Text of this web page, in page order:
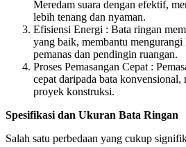
Meredam suara dengan efektif,
lebih tenang dan nyaman.
Efisiensi Energi : Bata ringan
yang baik, membantu
pemanas dan pendingin ruangan.
Proses Pemasangan Cepat :
cepat daripada bata konvensional,
proyek konstruksi.
Spesifikasi dan Ukuran Bata Ringan
Salah satu perbedaan yang cukup